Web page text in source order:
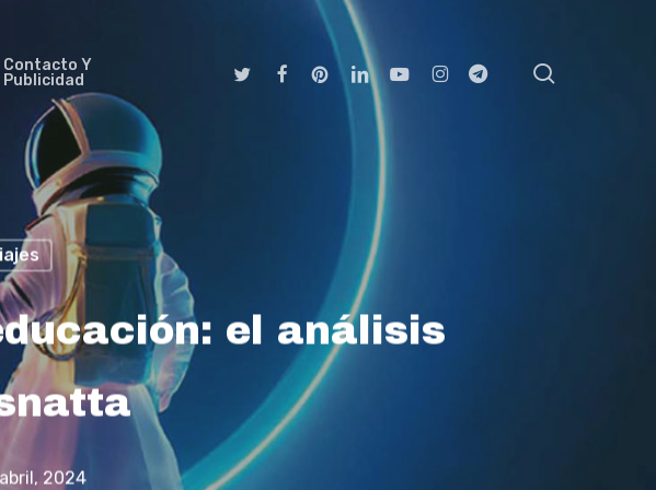
Contacto Y
Publicidad
TwitterFacebookPinterestLinkedinYoutubeInstagramTelegram
el análisis
2024